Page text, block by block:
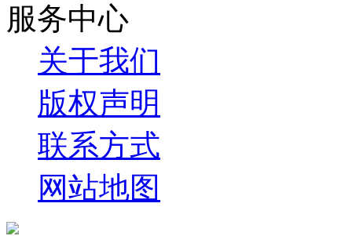
服务中心
关于我们
版权声明
联系方式
网站地图